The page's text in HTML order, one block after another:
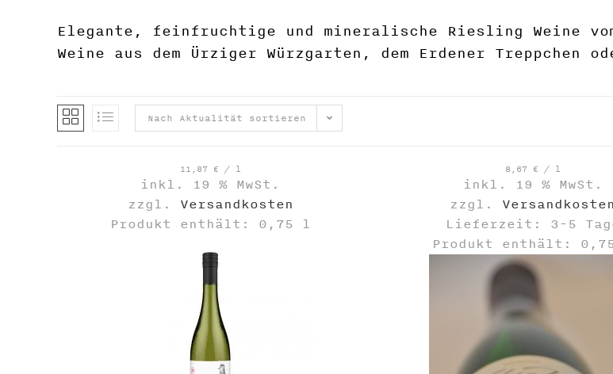
Elegante, feinfruchtige und mineralische Riesling Weine
Weine aus dem Ürziger Würzgarten, dem Erdener Treppchen
Nach Aktualität sortieren
11,87 € / l
inkl. 19 % MwSt.
zzgl. Versandkosten
Produkt enthält: 0,75 l
8,67 € / l
inkl. 19 % MwSt.
zzgl. Versandkosten
Lieferzeit: 3-5
Produkt enthält: